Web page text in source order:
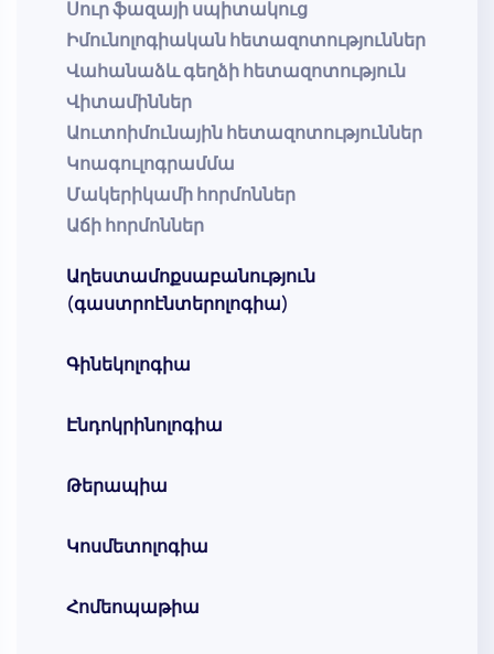
Սուր ֆազայի սպիտակուց
Իմունոլոգիական հետազոտություններ
Վահանաձև գեղձի հետազոտություն
Վիտամիններ
Աուտոիմունային հետազոտություններ
Կոագուլոգրամմա
Մակերիկամի հորմոններ
Աճի հորմոններ
Աղեստամոքսաբանություն
(գաստրոէնտերոլոգիա)
Գինեկոլոգիա
Էնդոկրինոլոգիա
Թերապիա
Կոսմետոլոգիա
Հոմեոպաթիա